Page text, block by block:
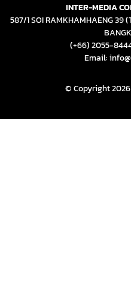
INTER-MEDIA
587/1 SOI RAMKHAMHAENG 39
(+66) 2055-
Email:
© Copyright